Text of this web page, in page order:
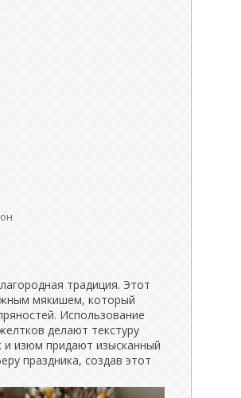
традиция. Этот
мякишем, который
Использование
делают текстуру
и изюм придают изысканный
праздника, создав этот